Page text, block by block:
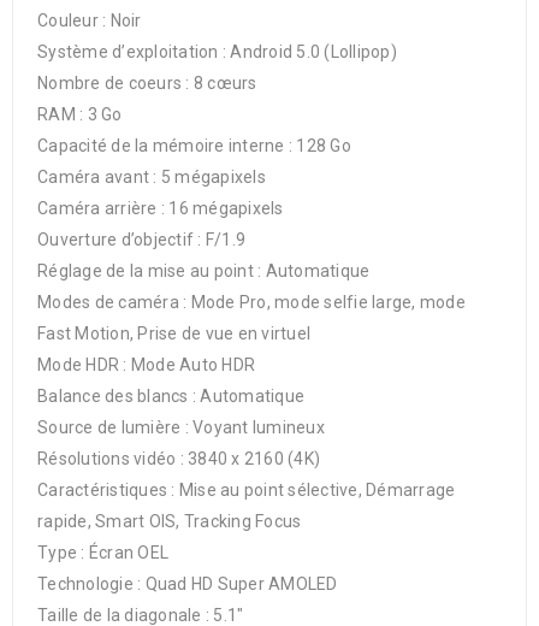
Couleur : Noir
Système d’exploitation : Android 5.0 (Lollipop)
Nombre de coeurs : 8 cœurs
RAM : 3 Go
Capacité de la mémoire interne : 128 Go
Caméra avant : 5 mégapixels
Caméra arrière : 16 mégapixels
Ouverture d’objectif : F/1.9
Réglage de la mise au point : Automatique
Modes de caméra : Mode Pro, mode selfie large, mode
Fast Motion, Prise de vue en virtuel
Mode HDR : Mode Auto HDR
Balance des blancs : Automatique
Source de lumière : Voyant lumineux
Résolutions vidéo : 3840 x 2160 (4K)
Caractéristiques : Mise au point sélective, Démarrage
rapide, Smart OIS, Tracking Focus
Type : Écran OEL
Technologie : Quad HD Super AMOLED
Taille de la diagonale : 5.1″